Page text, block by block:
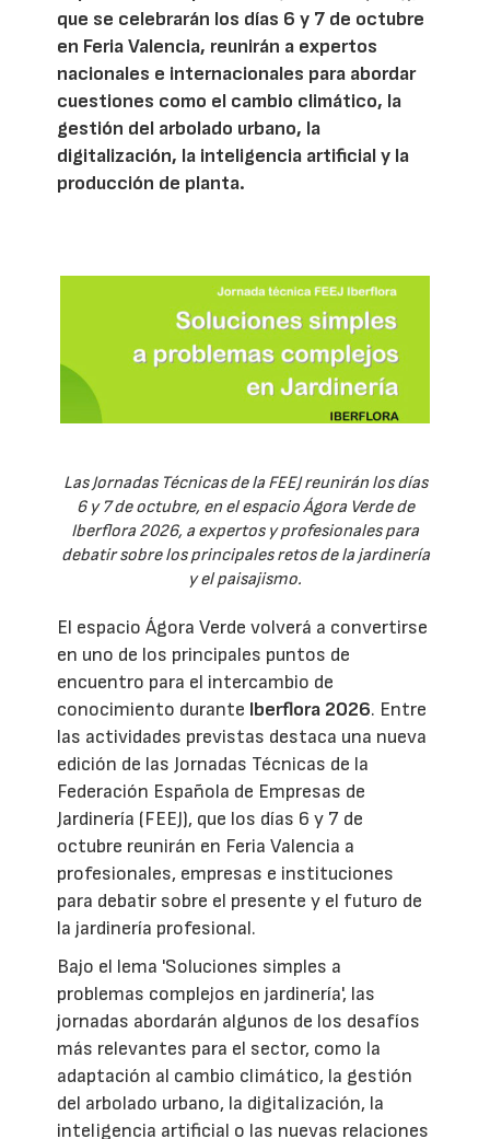
que se celebrarán los días 6 y 7 de octubre
en Feria Valencia, reunirán a expertos
nacionales e internacionales para abordar
cuestiones como el cambio climático, la
gestión del arbolado urbano, la
digitalización, la inteligencia artificial y la
producción de planta.
Las Jornadas Técnicas de la FEEJ reunirán los días
6 y 7 de octubre, en el espacio Ágora Verde de
Iberflora 2026, a expertos y profesionales para
debatir sobre los principales retos de la jardinería
y el paisajismo.
El espacio Ágora Verde volverá a convertirse
en uno de los principales puntos de
encuentro para el intercambio de
conocimiento durante Iberflora 2026. Entre
las actividades previstas destaca una nueva
edición de las Jornadas Técnicas de la
Federación Española de Empresas de
Jardinería (FEEJ), que los días 6 y 7 de
octubre reunirán en Feria Valencia a
profesionales, empresas e instituciones
para debatir sobre el presente y el futuro de
la jardinería profesional.
Bajo el lema 'Soluciones simples a
problemas complejos en jardinería', las
jornadas abordarán algunos de los desafíos
más relevantes para el sector, como la
adaptación al cambio climático, la gestión
del arbolado urbano, la digitalización, la
inteligencia artificial o las nuevas relaciones